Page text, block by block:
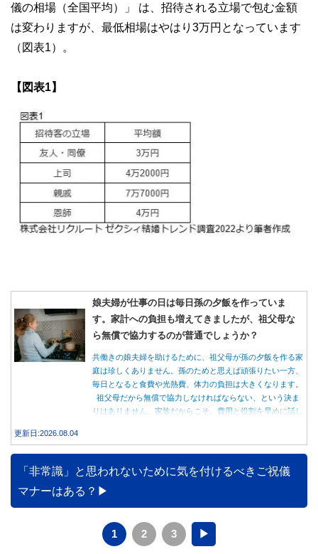
儀の相場（全国平均）」 は、招待される立場で包む金額
は変わりますが、最低相場はやはり3万円となっています
（図表1）。
【図表1】
娘夫婦が仕事の日は毎日孫の夕飯を作っていま
す。家計への負担も増えてきましたが、祖父母な
ら無償で協力するのが普通でしょうか？
共働きの娘夫婦を助けるために、祖父母が孫の夕飯を作る家
庭は珍しくありません。孫のためと思えば頑張りたい一方、
毎日となると食費や光熱費、体力の負担は大きくなります。
祖父母だから無償で協力しなければならない、という決ま
りはありません。家族だからこそ、費用と役割を早めに話し
更新日:2026.08.04
「非常識」と思われないために気を付けるべきご祝儀
マナーはある？
1 2 3 ▶